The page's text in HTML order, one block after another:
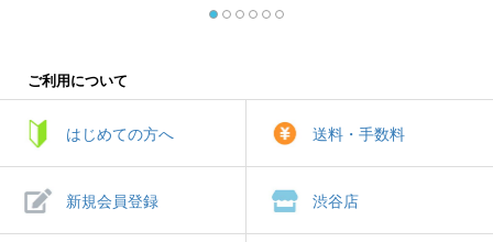
ご利用について
はじめての方へ 送料・手数料
新規会員登録 渋谷店